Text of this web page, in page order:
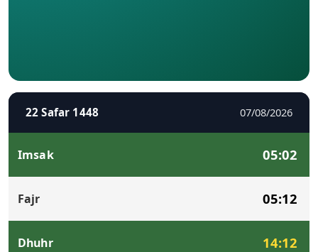
22 Safar 1448 07/08/2026
Imsak 05:02
Fajr 05:12
Dhuhr 14:12